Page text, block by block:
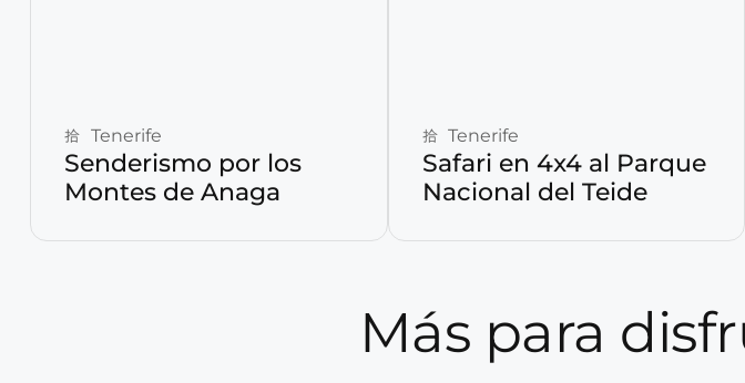
Tenerife
Senderismo por los
Montes de Anaga
Tenerife
Safari en 4x4 al Parque
Nacional del Teide
Más para